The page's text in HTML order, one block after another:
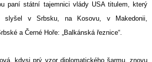
paní státní tajemnici vlády USA titulem, který
slyšel v Srbsku, na Kosovu, v Makedonii,
a Černé Hoře: „Balkánská řeznice“.
kdysi prý vzor diplomatického šarmu, znovu